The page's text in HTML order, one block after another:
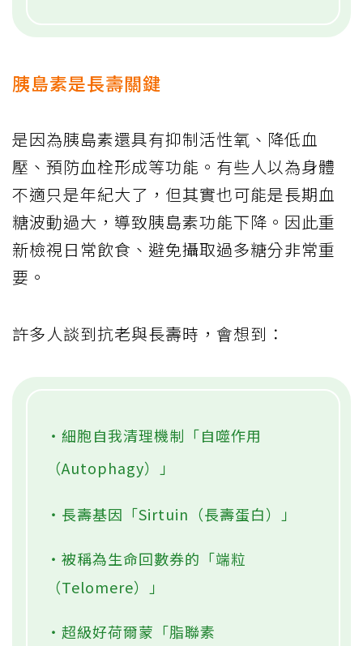
胰島素是長壽關鍵
是因為胰島素還具有抑制活性氧、降低血
壓、預防血栓形成等功能。有些人以為身體
不適只是年紀大了，但其實也可能是長期血
糖波動過大，導致胰島素功能下降。因此重
新檢視日常飲食、避免攝取過多糖分非常重
要。
許多人談到抗老與長壽時，會想到：
・細胞自我清理機制「自噬作用
（Autophagy）」
・長壽基因「Sirtuin（長壽蛋白）」
・被稱為生命回數券的「端粒
（Telomere）」
・超級好荷爾蒙「脂聯素